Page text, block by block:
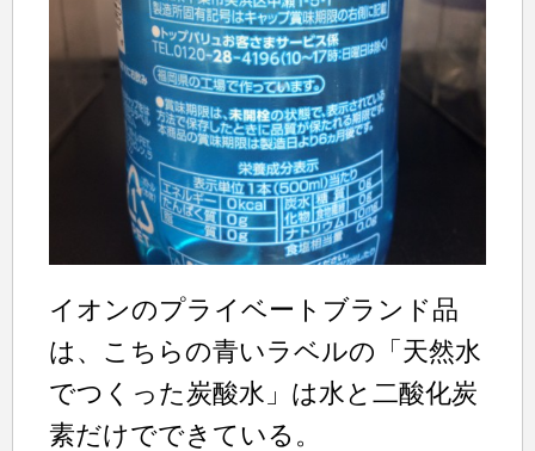
イオンのプライベートブランド品
は、こちらの青いラベルの「天然水
でつくった炭酸水」は水と二酸化炭
素だけでできている。